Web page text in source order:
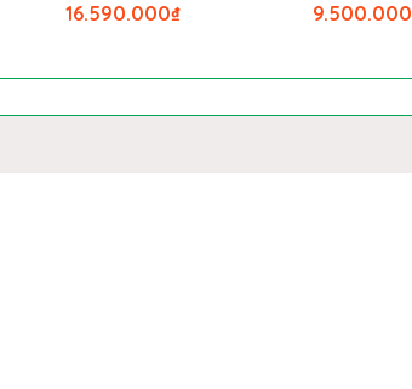
₫
16.590.000 9.500.000